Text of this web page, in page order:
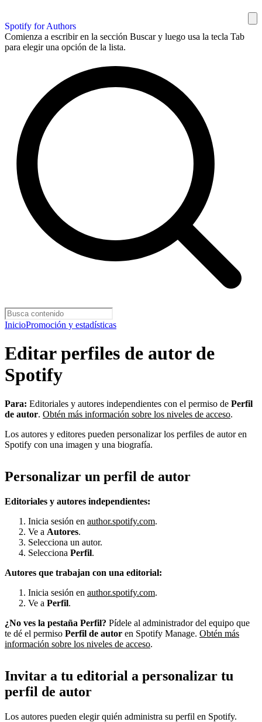
Spotify for Authors
Comienza a escribir en la sección Buscar y luego usa la tecla Tab
para elegir una opción de la lista.
InicioPromoción y estadísticas
Editar perfiles de autor de
Spotify
Para: Editoriales y autores independientes con el permiso de Perfil
de autor. Obtén más información sobre los niveles de acceso.
Los autores y editores pueden personalizar los perfiles de autor en
Spotify con una imagen y una biografía.
Personalizar un perfil de autor
Editoriales y autores independientes:
Inicia sesión en author.spotify.com.
Ve a Autores.
Selecciona un autor.
Selecciona Perfil.
Autores que trabajan con una editorial:
Inicia sesión en author.spotify.com.
Ve a Perfil.
¿No ves la pestaña Perfil? Pídele al administrador del equipo que
te dé el permiso Perfil de autor en Spotify Manage. Obtén más
información sobre los niveles de acceso.
Invitar a tu editorial a personalizar tu
perfil de autor
Los autores pueden elegir quién administra su perfil en Spotify.